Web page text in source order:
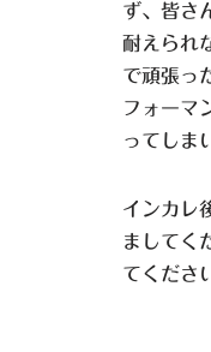
ず、皆さ
耐えられ
で頑張っ
フォーマ
ってしま
インカレ
ましてく
てくださ